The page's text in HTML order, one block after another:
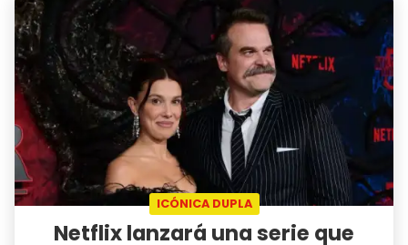
ICÓNICA DUPLA
Netflix lanzará una serie que